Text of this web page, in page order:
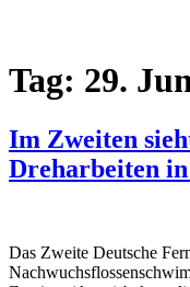
Tag: 29.
Im Zweiten
Dreharbeiten
Das Zweite Deutsche